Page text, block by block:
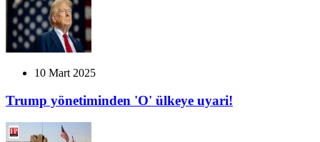
10 Mart 2025
Trump yönetiminden 'O' ülkeye uyari!